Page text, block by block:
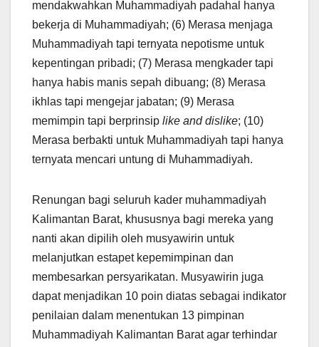
mendakwahkan Muhammadiyah padahal hanya
bekerja di Muhammadiyah; (6) Merasa menjaga
Muhammadiyah tapi ternyata nepotisme untuk
kepentingan pribadi; (7) Merasa mengkader tapi
hanya habis manis sepah dibuang; (8) Merasa
ikhlas tapi mengejar jabatan; (9) Merasa
memimpin tapi berprinsip like and dislike; (10)
Merasa berbakti untuk Muhammadiyah tapi hanya
ternyata mencari untung di Muhammadiyah.
Renungan bagi seluruh kader muhammadiyah
Kalimantan Barat, khususnya bagi mereka yang
nanti akan dipilih oleh musyawirin untuk
melanjutkan estapet kepemimpinan dan
membesarkan persyarikatan. Musyawirin juga
dapat menjadikan 10 poin diatas sebagai indikator
penilaian dalam menentukan 13 pimpinan
Muhammadiyah Kalimantan Barat agar terhindar